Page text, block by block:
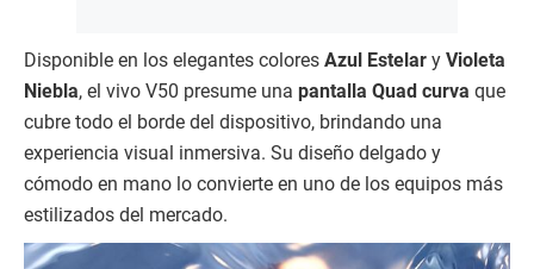
Disponible en los elegantes colores Azul Estelar y Violeta
Niebla, el vivo V50 presume una pantalla Quad curva que
cubre todo el borde del dispositivo, brindando una
experiencia visual inmersiva. Su diseño delgado y
cómodo en mano lo convierte en uno de los equipos más
estilizados del mercado.